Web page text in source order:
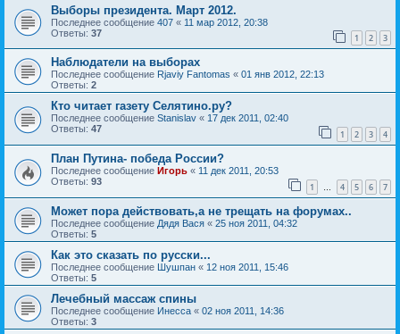
Выборы президента. Март 2012.
Последнее сообщение 407 « 11 мар 2012, 20:38
Ответы: 37 1 2 3
Наблюдатели на выборах
Последнее сообщение Rjaviy Fantomas « 01 янв 2012, 22:13
Ответы: 2
Кто читает газету Селятино.ру?
Последнее сообщение Stanislav « 17 дек 2011, 02:40
Ответы: 47 1 2 3 4
План Путина- победа России?
Последнее сообщение Игорь « 11 дек 2011, 20:53
Ответы: 93 1 … 4 5 6 7
Может пора действовать,а не трещать на форумах..
Последнее сообщение Дядя Вася « 25 ноя 2011, 04:32
Ответы: 5
Как это сказать по русски...
Последнее сообщение Шушпан « 12 ноя 2011, 15:46
Ответы: 5
Лечебный массаж спины
Последнее сообщение Инесса « 02 ноя 2011, 14:36
Ответы: 3